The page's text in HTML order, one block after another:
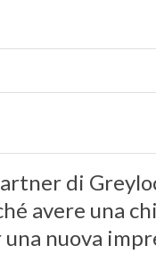
di
avere una
nuova